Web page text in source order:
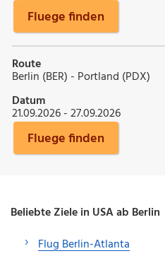
Fluege finden
Route
Berlin (BER) - Portland (PDX)
Datum
21.09.2026 - 27.09.2026
Fluege finden
Beliebte Ziele in USA ab Berlin
Flug Berlin-Atlanta